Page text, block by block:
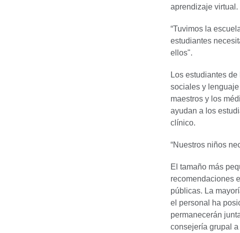
aprendizaje virtual.
“Tuvimos la
estudiantes
ellos".
Los estudiantes
sociales y
maestros y los
ayudan a los
clínico.
“Nuestros niños
El tamaño más
recomendaciones
públicas. La
el personal ha
permanecerán
consejería grupal